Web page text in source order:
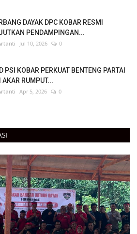
DAYAK DPC KOBAR RESMI
PENDAMPINGAN...
Jul 10, 2026 0
PSI KOBAR PERKUAT BENTENG PARTAI
AKAR RUMPUT...
Apr 5, 2026 0